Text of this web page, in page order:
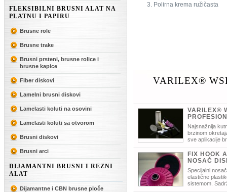
FLEKSIBILNI BRUSNI ALAT NA
PLATNU I PAPIRU
Brusne role
Brusne trake
Brusni prsteni, brusne rolice i
brusne kapice
Fiber diskovi
Lamelni brusni diskovi
Lamelasti koluti na osovini
Lamelasti koluti sa otvorom
Brusni diskovi
Brusni arci
DIJAMANTNI BRUSNI I REZNI
ALAT
Dijamantne i CBN brusne ploče
Polirna krema ružičasta
VARILEX®
VARILEX®
Najsnažnija
brzinom
sve aplikacije
FIX HOOK
NOSAČ
Specijalni
elastične
sistemom.